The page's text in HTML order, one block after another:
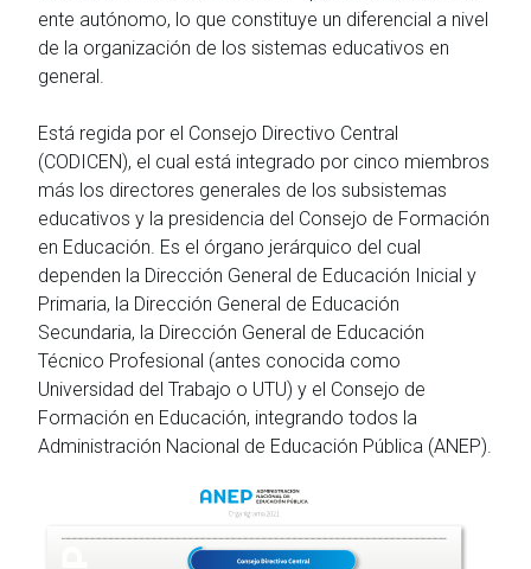
ente autónomo, lo que constituye un diferencial a nivel
de la organización de los sistemas educativos en
general.
Está regida por el Consejo Directivo Central
(CODICEN), el cual está integrado por cinco miembros
más los directores generales de los subsistemas
educativos y la presidencia del Consejo de Formación
en Educación. Es el órgano jerárquico del cual
dependen la Dirección General de Educación Inicial y
Primaria, la Dirección General de Educación
Secundaria, la Dirección General de Educación
Técnico Profesional (antes conocida como
Universidad del Trabajo o UTU) y el Consejo de
Formación en Educación, integrando todos la
Administración Nacional de Educación Pública (ANEP).